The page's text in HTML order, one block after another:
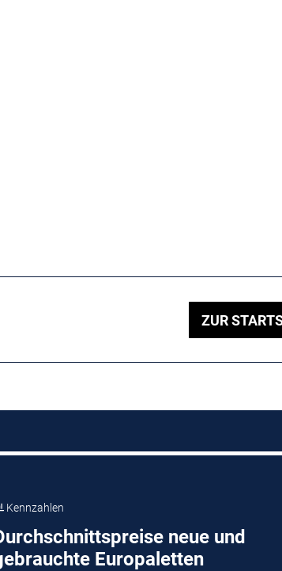
ZUR
Kennzahlen
neue und
Europaletten